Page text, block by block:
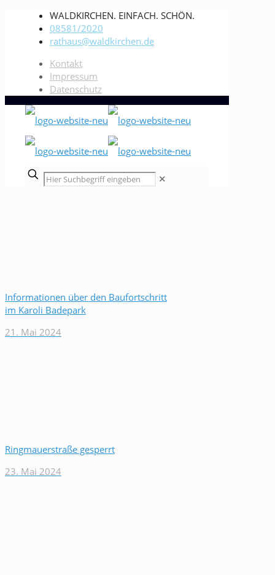
WALDKIRCHEN. EINFACH. SCHÖN.
08581/2020
rathaus@waldkirchen.de
Kontakt
Impressum
Datenschutz
✕
Informationen über den Baufortschritt
im Karoli Badepark
21. Mai 2024
Ringmauerstraße gesperrt
23. Mai 2024